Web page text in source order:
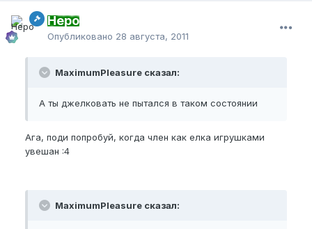
Неро
Опубликовано 28 августа, 2011
MaximumPleasure сказал:
А ты джелковать не пытался в таком состоянии
Ага, поди попробуй, когда член как елка игрушками
увешан :4
MaximumPleasure сказал: